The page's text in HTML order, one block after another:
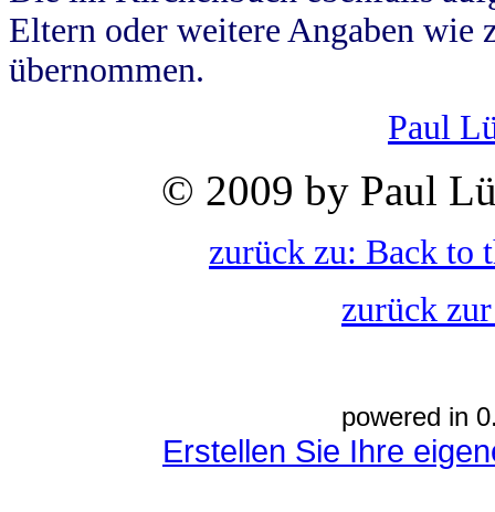
Eltern oder weitere Angaben wie
übernommen.
Paul
© 2009 by Paul
zurück zu: Back to
zurück
powered in
Erstellen Sie Ihre